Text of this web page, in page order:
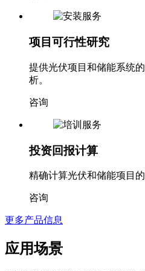
项目可行性研究
提供光伏项目和储能系统
析。
咨询
投资回报计算
精确计算光伏和储能项目
咨询
更多产品信息
应用场景